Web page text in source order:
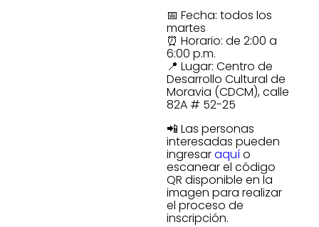
📅 Fecha: todos los
martes
⏰ Horario: de 2:00 a
6:00 p.m.
📍 Lugar: Centro de
Desarrollo Cultural de
Moravia (CDCM), calle
82A # 52-25
📲 Las personas
interesadas pueden
ingresaraquío
escanear el código
QR disponible en la
imagen para realizar
el proceso de
inscripción.